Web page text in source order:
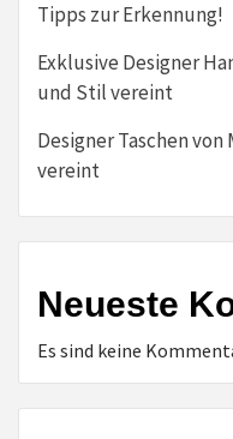
Tipps zur Erkennung!
Exklusive Designer
und Stil vereint
Designer Taschen
vereint
Neueste
Es sind keine